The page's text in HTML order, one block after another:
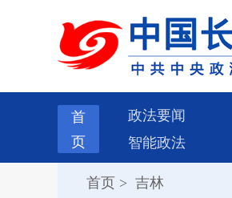
首
页
政法要闻
智能政法
首页 > 吉林